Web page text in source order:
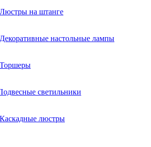
Люстры на штанге
Декоративные настольные лампы
Торшеры
светильники
Каскадные люстры